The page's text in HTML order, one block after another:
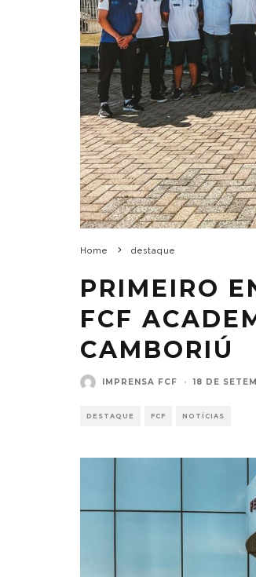
Home destaque
PRIMEIRO
FCF
CAMBORIÚ
IMPRENSA FCF · 18 DE
DESTAQUE FCF NOTÍCIAS